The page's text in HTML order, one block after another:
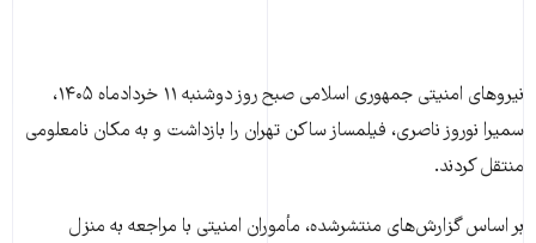
نیروهای امنیتی جمهوری اسلامی صبح روز دوشنبه ۱۱ خردادماه ۱۴۰۵،
سمیرا نوروز ناصری، فیلمساز ساکن تهران را بازداشت و به مکان نامعلومی
منتقل کردند.
بر اساس گزارش‌های منتشرشده، مأموران امنیتی با مراجعه به منزل